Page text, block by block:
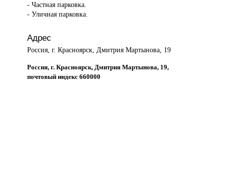
- Частная парковка.
- Уличная парковка.
Адрес
Россия, г. Красноярск, Дмитрия Мартынова, 19
Россия, г. Красноярск, Дмитрия Мартынова, 19,
почтовый индекс 660000